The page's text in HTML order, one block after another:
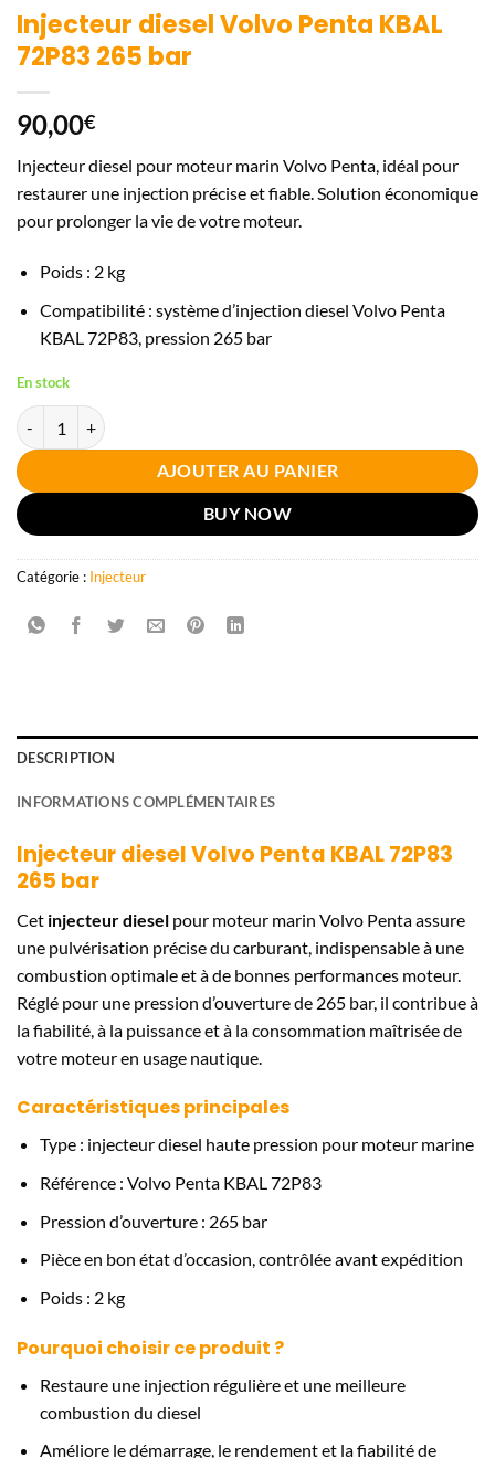
Injecteur diesel Volvo Penta KBAL
72P83 265 bar
90,00€
Injecteur diesel pour moteur marin Volvo Penta, idéal pour
restaurer une injection précise et fiable. Solution économique
pour prolonger la vie de votre moteur.
Poids : 2 kg
Compatibilité : système d’injection diesel Volvo Penta
KBAL 72P83, pression 265 bar
En stock
quantité de Injecteur diesel Volvo Penta KBAL 72P83 265 bar
AJOUTER AU PANIER
BUY NOW
Catégorie : Injecteur
DESCRIPTION
INFORMATIONS COMPLÉMENTAIRES
Injecteur diesel Volvo Penta KBAL 72P83
265 bar
Cet injecteur diesel pour moteur marin Volvo Penta assure
une pulvérisation précise du carburant, indispensable à une
combustion optimale et à de bonnes performances moteur.
Réglé pour une pression d’ouverture de 265 bar, il contribue à
la fiabilité, à la puissance et à la consommation maîtrisée de
votre moteur en usage nautique.
Caractéristiques principales
Type : injecteur diesel haute pression pour moteur marine
Référence : Volvo Penta KBAL 72P83
Pression d’ouverture : 265 bar
Pièce en bon état d’occasion, contrôlée avant expédition
Poids : 2 kg
Pourquoi choisir ce produit ?
Restaure une injection régulière et une meilleure
combustion du diesel
Améliore le démarrage, le rendement et la fiabilité de